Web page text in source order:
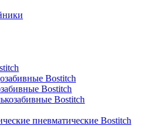
Bostitch
Bostitch
Bostitch
пневматические Bostitch